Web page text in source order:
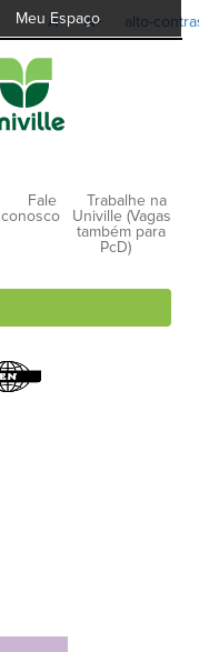
A- A+ alto-
Meu Espaço
Fale
conosco
Trabalhe na
Univille (Vagas
também para
PcD)